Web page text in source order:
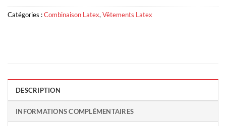
Catégories :Combinaison Latex, Vêtements Latex
DESCRIPTION
INFORMATIONS COMPLÉMENTAIRES